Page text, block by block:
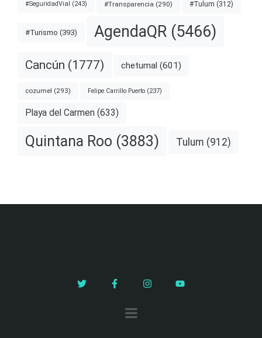
#SeguridadVial (243) #Transparencia (290) #Tulum (312)
#Turismo (393) AgendaQR (5466)
Cancún (1777) chetumal (601)
cozumel (293) Felipe Carrillo Puerto (237)
Playa del Carmen (633)
Quintana Roo (3883) Tulum (912)